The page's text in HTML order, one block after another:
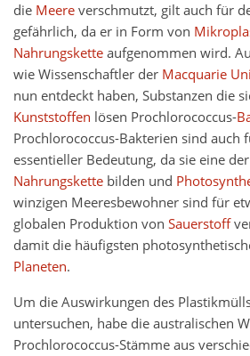
die Meereverschmutzt, gilt auch für
gefährlich, da er in Form von
Nahrungsketteaufgenommen wird.
wie Wissenschaftler der Macquarie
nun entdeckt haben, Substanzen die
Kunststoffen lösen Prochlorococcus-
Prochlorococcus-Bakterien sind auch
essentieller Bedeutung, da sie eine
Nahrungskette bilden und
winzigen Meeresbewohner sind für
globalen Produktion von Sauerstoff
damit die häufigsten
Planeten.
Um die Auswirkungen des
untersuchen, habe die australischen
Prochlorococcus-Stämme aus